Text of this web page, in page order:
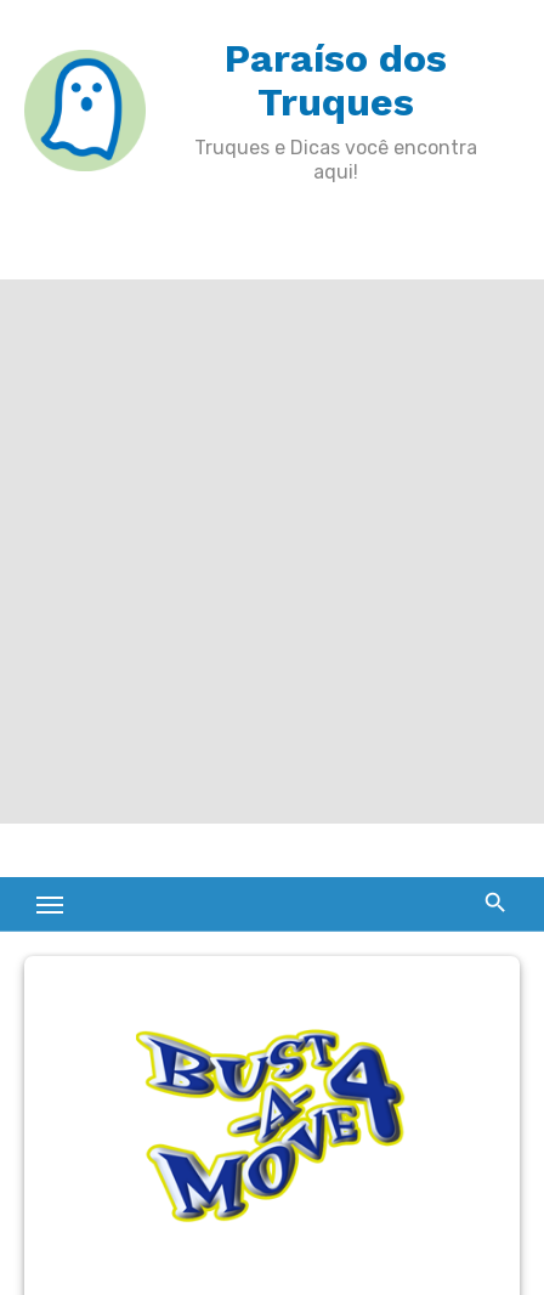
content
Paraíso dos
Truques
Truques e Dicas você encontra
aqui!